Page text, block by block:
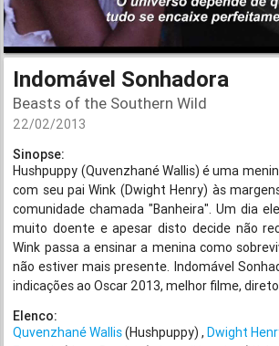
Indomável Sonhadora
Beasts of the Southern Wild
22/02/2013
Sinopse:
Hushpuppy (Quvenzhané Wallis) é uma
com seu pai Wink (Dwight Henry) às
comunidade chamada "Banheira". Um dia
muito doente e apesar disto decide não
Wink passa a ensinar a menina como
não estiver mais presente. Indomável
indicações ao Oscar 2013, melhor filme,
Elenco:
Quvenzhané Wallis(Hushpuppy) Dwight